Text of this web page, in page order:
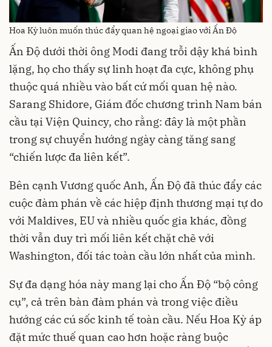
Hoa Kỳ luôn muốn thúc đẩy quan hệ ngoại giao với Ấn Độ
Ấn Độ dưới thời ông Modi đang trỗi dậy khá bình
lặng, họ cho thấy sự linh hoạt đa cực, không phụ
thuộc quá nhiều vào bất cứ mối quan hệ nào.
Sarang Shidore, Giám đốc chương trình Nam bán
cầu tại Viện Quincy, cho rằng: đây là một phần
trong sự chuyển hướng ngày càng tăng sang
“chiến lược đa liên kết”.
Bên cạnh Vương quốc Anh, Ấn Độ đã thúc đẩy các
cuộc đàm phán về các hiệp định thương mại tự do
với Maldives, EU và nhiều quốc gia khác, đồng
thời vẫn duy trì mối liên kết chặt chẽ với
Washington, đối tác toàn cầu lớn nhất của mình.
Sự đa dạng hóa này mang lại cho Ấn Độ “bộ công
cụ”, cả trên bàn đàm phán và trong việc điều
hướng các cú sốc kinh tế toàn cầu. Nếu Hoa Kỳ áp
đặt mức thuế quan cao hơn hoặc ràng buộc